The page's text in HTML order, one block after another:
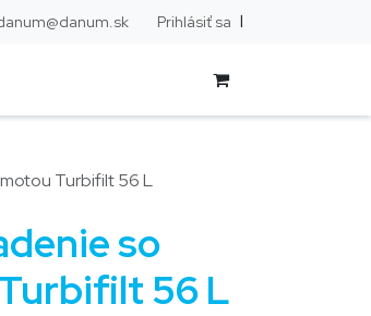
Prihlásiť sa l
Turbifilt 56 L
so
56 L